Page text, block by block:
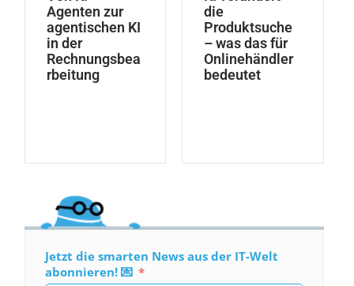
Agenten zur
agentischen KI
in der
Rechnungsbea
rbeitung
die
Produktsuche
– was das für
Onlinehändler
bedeutet
Jetzt die smarten News aus der IT-Welt
abonnieren! 💌